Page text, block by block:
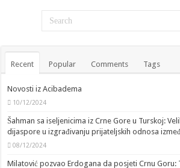
Recent Popular Comments Tags
Novosti iz Acibadema
10/12/2024
Šahman sa iseljenicima iz Crne Gore u Turskoj:
dijaspore u izgrađivanju prijateljskih odnosa
08/12/2024
Milatović pozvao Erdogana da posjeti Crnu Goru: